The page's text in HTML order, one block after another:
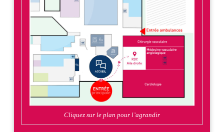
Cliquez sur le plan pour l’agrandir